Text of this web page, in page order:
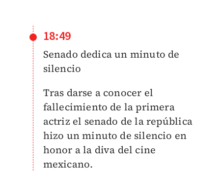
18:49
Senado dedica un minuto de
silencio
Tras darse a conocer el
fallecimiento de la primera
actriz el senado de la república
hizo un minuto de silencio en
honor a la diva del cine
mexicano.